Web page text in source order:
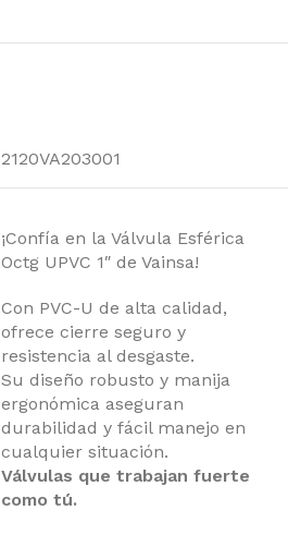
2120VA203001
¡Confía en la Válvula Esférica
Octg UPVC 1″ de Vainsa!
Con PVC-U de alta calidad,
ofrece cierre seguro y
resistencia al desgaste.
Su diseño robusto y manija
ergonómica aseguran
durabilidad y fácil manejo en
cualquier situación.
Válvulas que trabajan fuerte
como tú.